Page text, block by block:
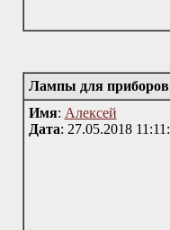
Лампы для приборов
Имя: Алексей
Дата: 27.05.2018